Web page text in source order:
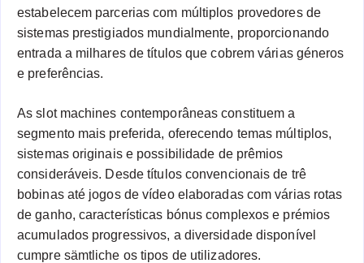
estabelecem parcerias com múltiplos provedores de
sistemas prestigiados mundialmente, proporcionando
entrada a milhares de títulos que cobrem várias géneros
e preferências.
As slot machines contemporâneas constituem a
segmento mais preferida, oferecendo temas múltiplos,
sistemas originais e possibilidade de prêmios
consideráveis. Desde títulos convencionais de trê
bobinas até jogos de vídeo elaboradas com várias rotas
de ganho, características bónus complexos e prémios
acumulados progressivos, a diversidade disponível
cumpre sämtliche os tipos de utilizadores.